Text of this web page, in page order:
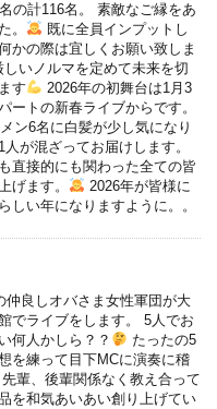
の計116名。 素敵なご縁をあ
。
既に全員インプットし
かの際は宜しくお願い致しま
いノルマを定めて未来を切
す
2026年の初舞台は1月3
ートの新春ライブからです。
ン6名に白髪が少し気になり
が混ざってお届けします。
直接的にも関わった全ての皆
げます。
2026年が皆様に
しい年になりますように。。
仲良しオバさま女性軍団が大
でライブをします。 5人でお
何人かしら？？
たったの5
を練って目下MCに演奏に稽
輩、後輩関係なく教え合って
を和気あいあい創り上げてい